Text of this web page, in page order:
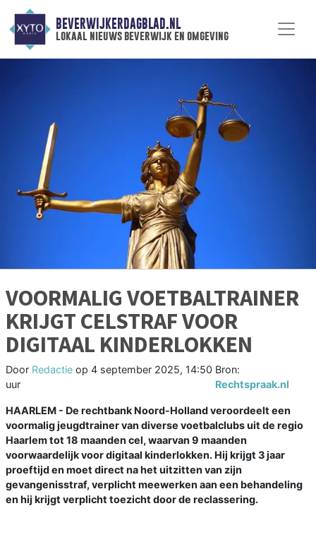
BEVERWIJKERDAGBLAD.NL
lokaal nieuws beverwijk en omgeving
VOORMALIG VOETBALTRAINER
KRIJGT CELSTRAF VOOR
DIGITAAL KINDERLOKKEN
Door Redactie op 4 september 2025, 14:50
uur
Bron:
Rechtspraak.nl
HAARLEM - De rechtbank Noord-Holland veroordeelt een
voormalig jeugdtrainer van diverse voetbalclubs uit de regio
Haarlem tot 18 maanden cel, waarvan 9 maanden
voorwaardelijk voor digitaal kinderlokken. Hij krijgt 3 jaar
proeftijd en moet direct na het uitzitten van zijn
gevangenisstraf, verplicht meewerken aan een behandeling
en hij krijgt verplicht toezicht door de reclassering.